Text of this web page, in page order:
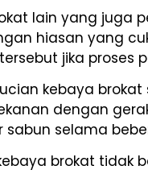
lain yang juga
hiasan yang
jika proses
kebaya
dengan
sabun selama
brokat tidak